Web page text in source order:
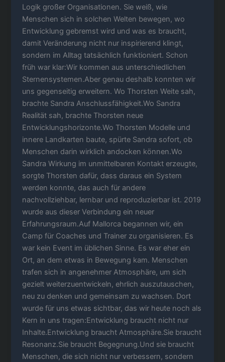
Logik großer Organisationen. Sie weiß, wie
Menschen sich in solchen Welten bewegen, wo
Entwicklung gebremst wird und was es braucht,
damit Veränderung nicht nur inspirierend klingt,
sondern im Alltag tatsächlich funktioniert. Schon
früh war klar:Wir kommen aus unterschiedlichen
Sternensystemen.Aber genau deshalb konnten wir
uns gegenseitig erweitern. Wo Thorsten Weite sah,
brachte Sandra Anschlussfähigkeit.Wo Sandra
Realität sah, brachte Thorsten neue
Entwicklungshorizonte.Wo Thorsten Modelle und
innere Landkarten baute, spürte Sandra sofort, ob
Menschen darin wirklich andocken können.Wo
Sandra Wirkung im unmittelbaren Kontakt erzeugte,
sorgte Thorsten dafür, dass daraus ein System
werden konnte, das auch für andere
nachvollziehbar, lernbar und reproduzierbar ist. 2019
wurde aus dieser Verbindung ein neuer
Erfahrungsraum.Auf Mallorca begannen wir, ein
Camp für Coaches und Trainer zu organisieren. Es
war kein Event im üblichen Sinne. Es war eher ein
Ort, an dem etwas in Bewegung kam. Menschen
trafen sich in angenehmer Atmosphäre, um sich
gezielt weiterzuentwickeln, ehrlich auszutauschen,
neu zu denken und gemeinsam zu wachsen. Dort
wurde für uns etwas sichtbar, das wir heute noch als
Kern in uns tragen:Entwicklung braucht nicht nur
Inhalte.Entwicklung braucht Atmosphäre.Sie braucht
Resonanz.Sie braucht Begegnung.Und sie braucht
Menschen, die sich nicht nur verbessern, sondern